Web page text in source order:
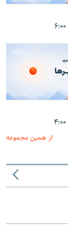
از همین مجموعه